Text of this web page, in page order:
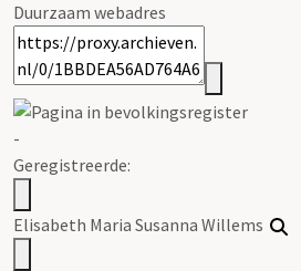
Duurzaam webadres
-
Geregistreerde:
Elisabeth Maria Susanna Willems